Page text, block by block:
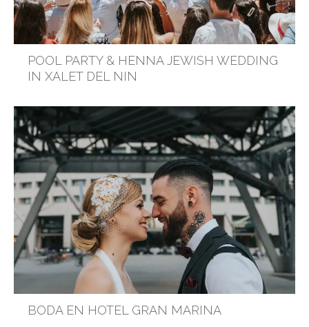
POOL PARTY & HENNA JEWISH WEDDING
IN XALET DEL NIN
BODA EN HOTEL GRAN MARINA